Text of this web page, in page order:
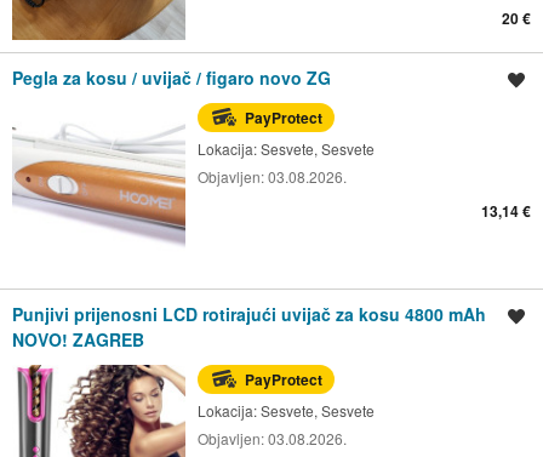
20 €
Pegla za kosu / uvijač / figaro novo ZG
PayProtect
Lokacija:Sesvete, Sesvete
Objavljen:03.08.2026.
13,14 €
Punjivi prijenosni LCD rotirajući uvijač za kosu 4800 mAh
NOVO! ZAGREB
PayProtect
Lokacija:Sesvete, Sesvete
Objavljen:03.08.2026.